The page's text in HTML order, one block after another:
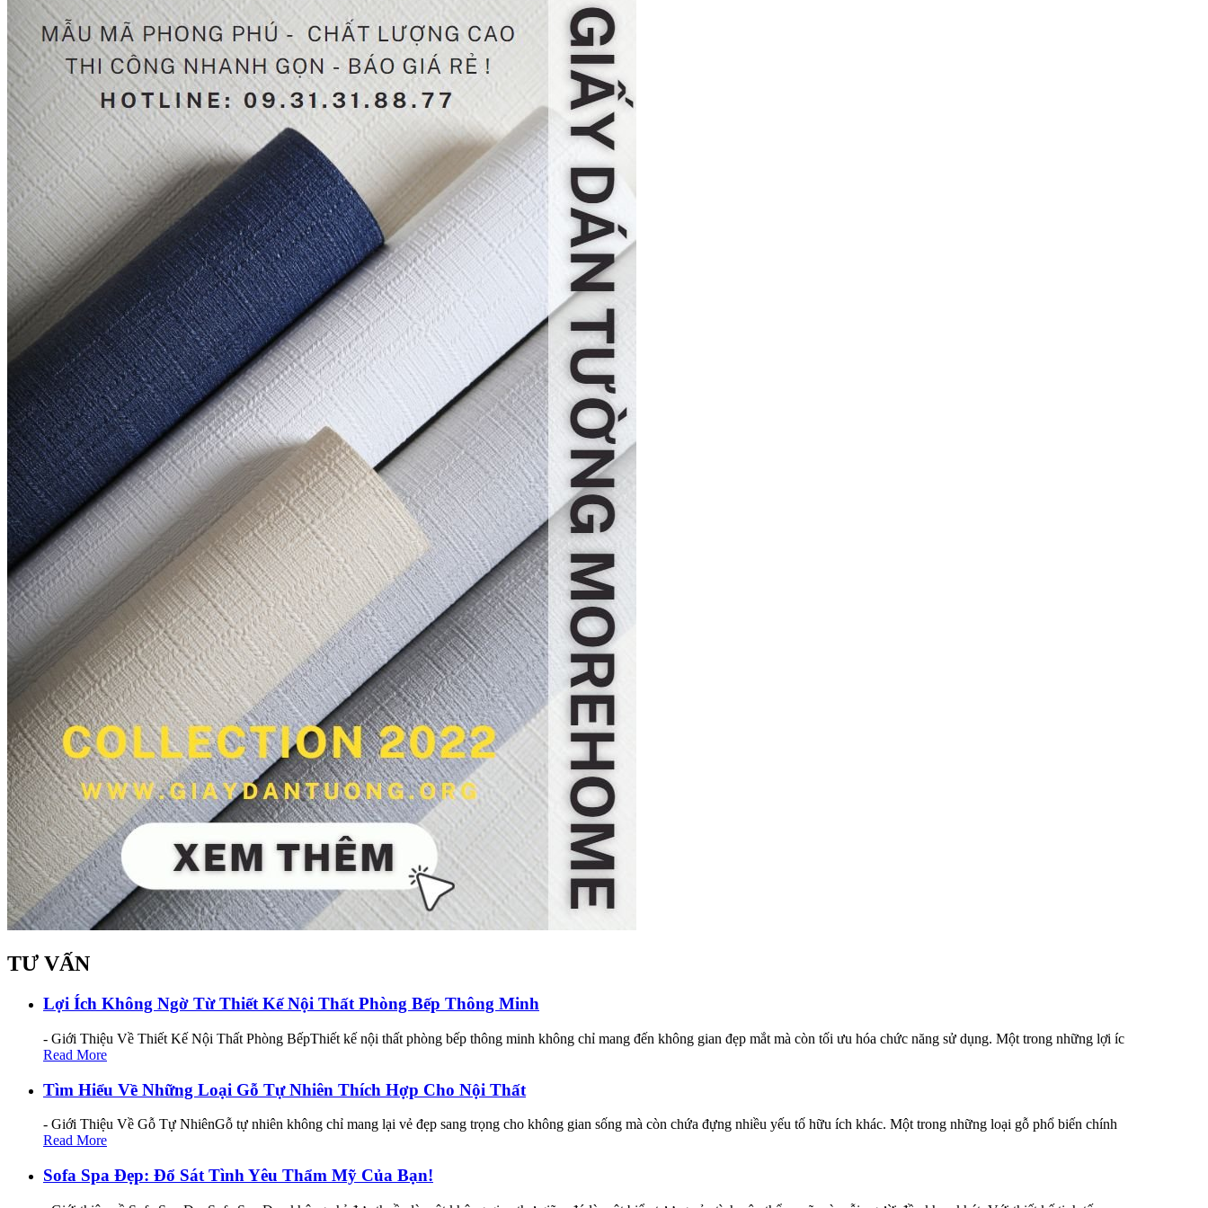
TƯ VẤN
Lợi Ích Không Ngờ Từ Thiết Kế Nội Thất Phòng Bếp Thông Minh
- Giới Thiệu Về Thiết Kế Nội Thất Phòng BếpThiết kế nội thất phòng bếp thông minh không chỉ mang đến không gian đẹp mắt mà còn tối ưu hóa chức năng sử dụng. Một trong những lợi íc
Read More
Tìm Hiểu Về Những Loại Gỗ Tự Nhiên Thích Hợp Cho Nội Thất
- Giới Thiệu Về Gỗ Tự NhiênGỗ tự nhiên không chỉ mang lại vẻ đẹp sang trọng cho không gian sống mà còn chứa đựng nhiều yếu tố hữu ích khác. Một trong những loại gỗ phổ biến chính
Read More
Sofa Spa Đẹp: Đổ Sát Tình Yêu Thẩm Mỹ Của Bạn!